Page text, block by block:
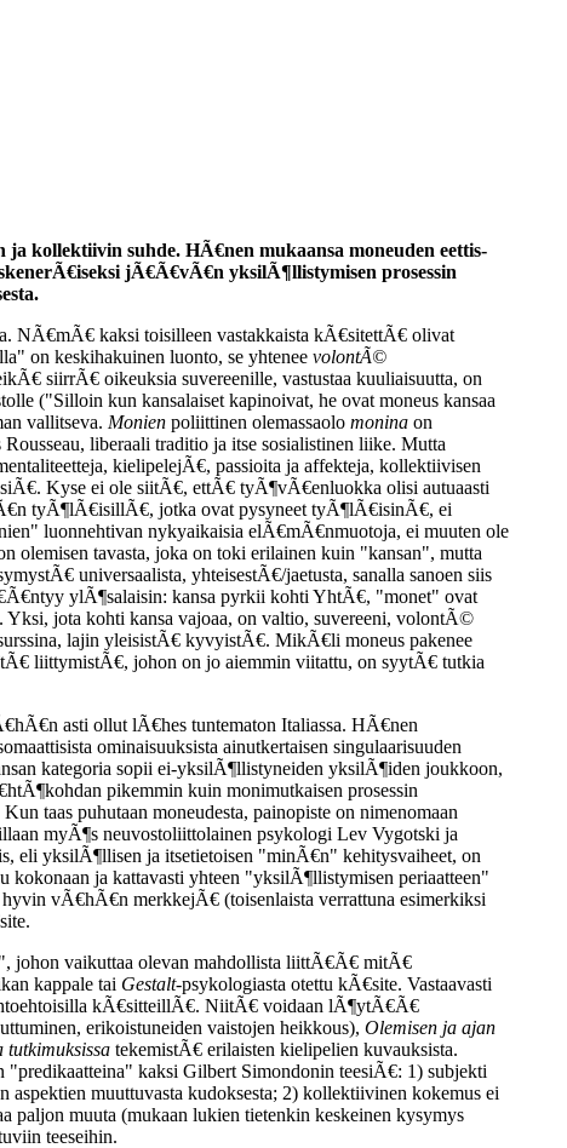
kollektiivin suhde. HÃ€nen mukaansa moneuden eettis-
jÃ€Ã€vÃ€n yksilÃ¶llistymisen prosessin
NÃ€mÃ€ kaksi toisilleen vastakkaista kÃ€sitettÃ€ olivat
on keskihakuinen luonto, se yhtenee volontÃ©
siirrÃ€ oikeuksia suvereenille, vastustaa kuuliaisuutta, on
("Silloin kun kansalaiset kapinoivat, he ovat moneus kansaa
vallitseva. Monien poliittinen olemassaolo monina on
liberaali traditio ja itse sosialistinen liike. Mutta
kielipelejÃ€, passioita ja affekteja, kollektiivisen
Kyse ei ole siitÃ€, ettÃ€ tyÃ¶vÃ€enluokka olisi autuaasti
tyÃ¶lÃ€isillÃ€, jotka ovat pysyneet tyÃ¶lÃ€isinÃ€, ei
luonnehtivan nykyaikaisia elÃ€mÃ€nmuotoja, ei muuten ole
tavasta, joka on toki erilainen kuin "kansan", mutta
universaalista, yhteisestÃ€/jaetusta, sanalla sanoen siis
ylÃ¶salaisin: kansa pyrkii kohti YhtÃ€, "monet" ovat
jota kohti kansa vajoaa, on valtio, suvereeni, volontÃ©
lajin yleisistÃ€ kyvyistÃ€. MikÃ€li moneus pakenee
liittymistÃ€, johon on jo aiemmin viitattu, on syytÃ€ tutkia
asti ollut lÃ€hes tuntematon Italiassa. HÃ€nen
ominaisuuksista ainutkertaisen singulaarisuuden
kategoria sopii ei-yksilÃ¶llistyneiden yksilÃ¶iden joukkoon,
pikemmin kuin monimutkaisen prosessin
taas puhutaan moneudesta, painopiste on nimenomaan
myÃ¶s neuvostoliittolainen psykologi Lev Vygotski ja
eli yksilÃ¶llisen ja itsetietoisen "minÃ€n" kehitysvaiheet, on
kokonaan ja kattavasti yhteen "yksilÃ¶llistymisen periaatteen"
vÃ€hÃ€n merkkejÃ€ (toisenlaista verrattuna esimerkiksi
johon vaikuttaa olevan mahdollista liittÃ€Ã€ mitÃ€
kappale tai Gestalt-psykologiasta otettu kÃ€site. Vastaavasti
kÃ€sitteillÃ€. NiitÃ€ voidaan lÃ¶ytÃ€Ã€
erikoistuneiden vaistojen heikkous), Olemisen ja ajan
tutkimuksissa tekemistÃ€ erilaisten kielipelien kuvauksista.
kaksi Gilbert Simondonin teesiÃ€: 1) subjekti
muuttuvasta kudoksesta; 2) kollektiivinen kokemus ei
paljon muuta (mukaan lukien tietenkin keskeinen kysymys
teeseihin.